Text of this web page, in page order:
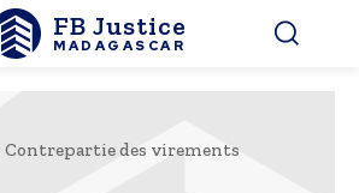
FB Justice
MADAGASCAR
Contrepartie des virements